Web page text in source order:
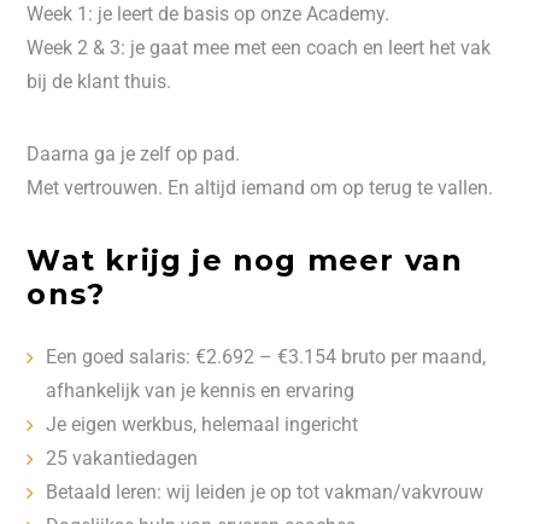
Week 1: je leert de basis op onze Academy.
Week 2 & 3: je gaat mee met een coach en leert het vak
bij de klant thuis.
Daarna ga je zelf op pad.
Met vertrouwen. En altijd iemand om op terug te vallen.
Wat krijg je nog meer van
ons?
Een goed salaris: €2.692 – €3.154 bruto per maand,
afhankelijk van je kennis en ervaring
Je eigen werkbus, helemaal ingericht
25 vakantiedagen
Betaald leren: wij leiden je op tot vakman/vakvrouw